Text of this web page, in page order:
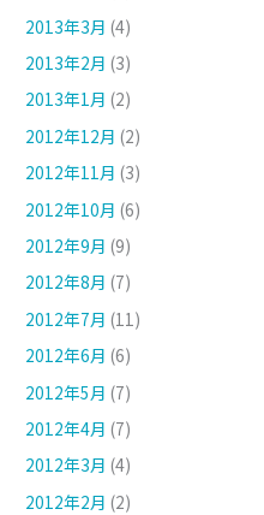
2013年3月 (4)
2013年2月 (3)
2013年1月 (2)
2012年12月 (2)
2012年11月 (3)
2012年10月 (6)
2012年9月 (9)
2012年8月 (7)
2012年7月 (11)
2012年6月 (6)
2012年5月 (7)
2012年4月 (7)
2012年3月 (4)
2012年2月 (2)